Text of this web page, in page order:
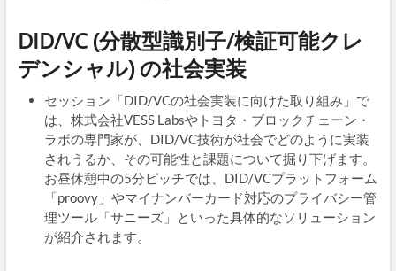
DID/VC (分散型識別子/検証可能クレ
デンシャル) の社会実装
セッション「DID/VCの社会実装に向けた取り組み」で
は、株式会社VESS Labsやトヨタ・ブロックチェーン・
ラボの専門家が、DID/VC技術が社会でどのように実装
されうるか、その可能性と課題について掘り下げます。
お昼休憩中の5分ピッチでは、DID/VCプラットフォーム
「proovy」やマイナンバーカード対応のプライバシー管
理ツール「サニーズ」といった具体的なソリューション
が紹介されます。